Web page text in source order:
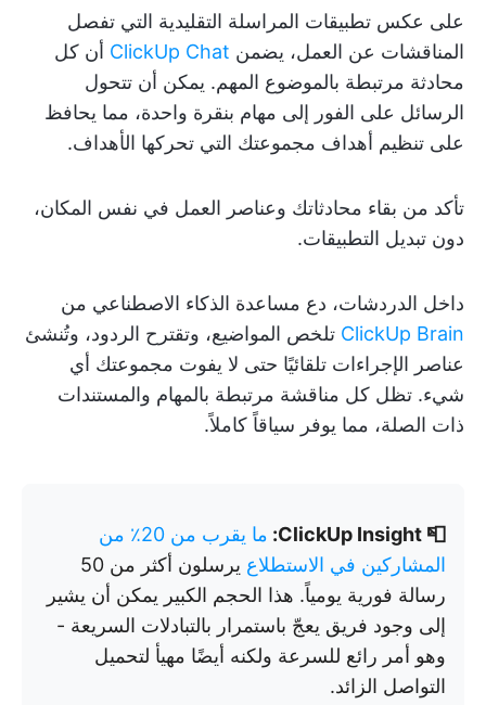
على عكس تطبيقات المراسلة التقليدية التي تفصل
المناقشات عن العمل، يضمن ClickUp Chat أن كل
محادثة مرتبطة بالموضوع المهم. يمكن أن تتحول
الرسائل على الفور إلى مهام بنقرة واحدة، مما يحافظ
على تنظيم أهداف مجموعتك التي تحركها الأهداف.
تأكد من بقاء محادثاتك وعناصر العمل في نفس المكان،
دون تبديل التطبيقات.
داخل الدردشات، دع مساعدة الذكاء الاصطناعي من
ClickUp Brain تلخص المواضيع، وتقترح الردود، وتُنشئ
عناصر الإجراءات تلقائيًا حتى لا يفوت مجموعتك أي
شيء. تظل كل مناقشة مرتبطة بالمهام والمستندات
ذات الصلة، مما يوفر سياقاً كاملاً.
📮 ClickUp Insight:
ما يقرب من 20٪ من
المشاركين في الاستطلاع
يرسلون أكثر من 50
رسالة فورية يومياً. هذا الحجم الكبير يمكن أن يشير
إلى وجود فريق يعجّ باستمرار بالتبادلات السريعة -
وهو أمر رائع للسرعة ولكنه أيضًا مهيأ لتحميل
التواصل الزائد.